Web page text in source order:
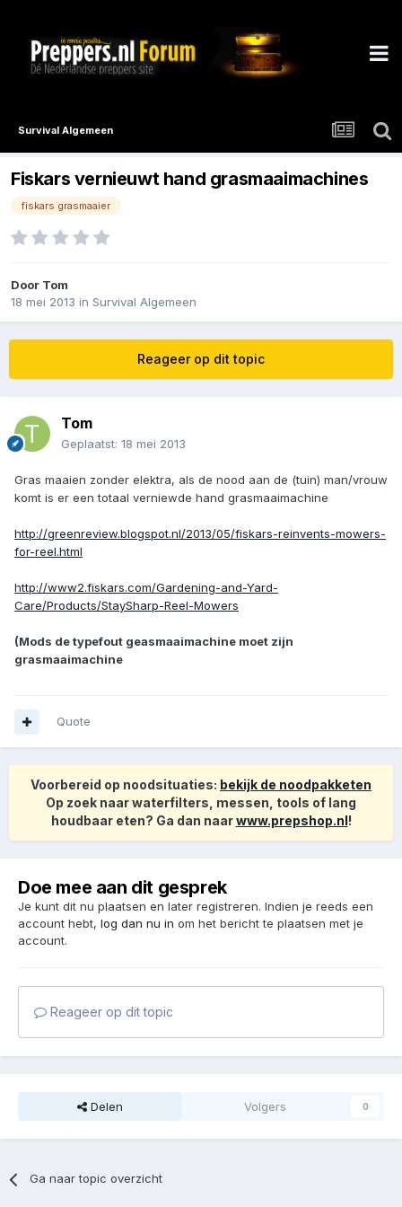
Survival Algemeen
Fiskars vernieuwt hand grasmaaimachines
fiskars grasmaaier
Door Tom
18 mei 2013 in Survival Algemeen
Reageer op dit topic
Tom
Geplaatst: 18 mei 2013
Gras maaien zonder elektra, als de nood aan de (tuin) man/vrouw
komt is er een totaal verniewde hand grasmaaimachine
http://greenreview.blogspot.nl/2013/05/fiskars-reinvents-mowers-
for-reel.html
http://www2.fiskars.com/Gardening-and-Yard-
Care/Products/StaySharp-Reel-Mowers
(Mods de typefout geasmaaimachine moet zijn
grasmaaimachine
Quote
Voorbereid op noodsituaties: bekijk de noodpakketen
Op zoek naar waterfilters, messen, tools of lang
houdbaar eten? Ga dan naarwww.prepshop.nl!
Doe mee aan dit gesprek
Je kunt dit nu plaatsen en later registreren. Indien je reeds een
account hebt, log dan nu in om het bericht te plaatsen met je
account.
Reageer op dit topic
Delen Volgers 0
Ga naar topic overzicht